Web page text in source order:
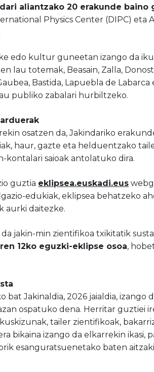
aliantzako 20 erakunde
Physics Center (DIPC) eta
edo kultur guneetan izango da
lau totemak, Beasain, Zalla,
Bastida, Lapuebla de
publiko zabalari hurbiltzeko.
osatzen da, Jakindariko
haur, gazte eta helduentzako
kontalari saioak antolatuko dira.
guztia eklipsea.euskadi.eus
edukiak, eklipsea behatzeko
aurki daitezke.
jakin-min zientifikoa txikitatik
12ko eguzki-eklipse osoa,
Jakinaldia, 2026 jaialdia, izango
ospatuko dena. Herritar guztiei
tailer zientifikoak,
bikaina izango da elkarrekin ikasi,
esanguratsuenetako baten